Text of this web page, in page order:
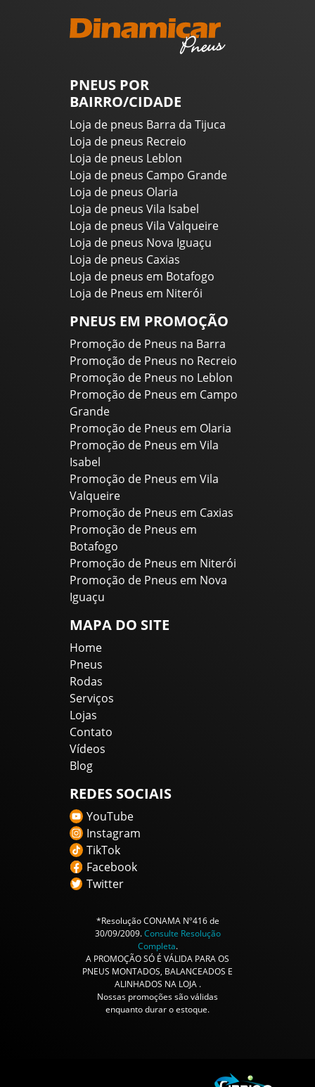
PNEUS POR
BAIRRO/CIDADE
Loja de pneus Barra da Tijuca
Loja de pneus Recreio
Loja de pneus Leblon
Loja de pneus Campo Grande
Loja de pneus Olaria
Loja de pneus Vila Isabel
Loja de pneus Vila Valqueire
Loja de pneus Nova Iguaçu
Loja de pneus Caxias
Loja de pneus em Botafogo
Loja de Pneus em Niterói
PNEUS EM PROMOÇÃO
Promoção de Pneus na Barra
Promoção de Pneus no Recreio
Promoção de Pneus no Leblon
Promoção de Pneus em Campo
Grande
Promoção de Pneus em Olaria
Promoção de Pneus em Vila
Isabel
Promoção de Pneus em Vila
Valqueire
Promoção de Pneus em Caxias
Promoção de Pneus em
Botafogo
Promoção de Pneus em Niterói
Promoção de Pneus em Nova
Iguaçu
MAPA DO SITE
Home
Pneus
Rodas
Serviços
Lojas
Contato
Vídeos
Blog
REDES SOCIAIS
YouTube
Instagram
TikTok
Facebook
Twitter
*Resolução CONAMA Nº416 de
30/09/2009.Consulte Resolução
Completa.
A PROMOÇÃO SÓ É VÁLIDA PARA OS
PNEUS MONTADOS, BALANCEADOS E
ALINHADOS NA LOJA .
Nossas promoções são válidas
enquanto durar o estoque.